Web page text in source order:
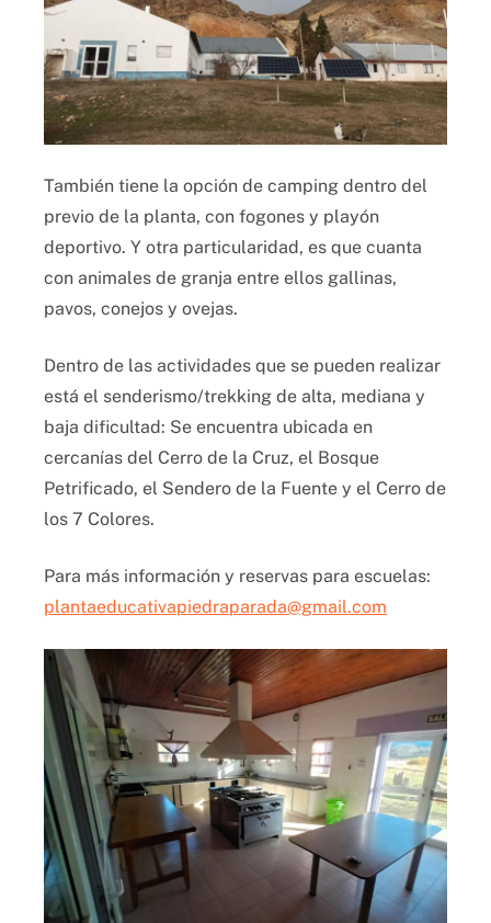
También tiene la opción de camping dentro del
previo de la planta, con fogones y playón
deportivo. Y otra particularidad, es que cuanta
con animales de granja entre ellos gallinas,
pavos, conejos y ovejas.
Dentro de las actividades que se pueden realizar
está el senderismo/trekking de alta, mediana y
baja dificultad: Se encuentra ubicada en
cercanías del Cerro de la Cruz, el Bosque
Petrificado, el Sendero de la Fuente y el Cerro de
los 7 Colores.
Para más información y reservas para escuelas:
plantaeducativapiedraparada@gmail.com